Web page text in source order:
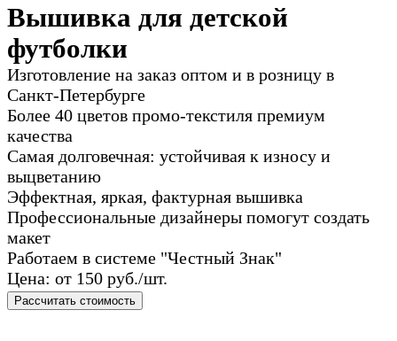
Вышивка для детской
футболки
Изготовление на заказ оптом и в розницу в
Санкт-Петербурге
Более 40 цветов промо-текстиля премиум
качества
Самая долговечная: устойчивая к износу и
выцветанию
Эффектная, яркая, фактурная вышивка
Профессиональные дизайнеры помогут создать
макет
Работаем в системе "Честный Знак"
Цена: от 150 руб./шт.
Рассчитать стоимость